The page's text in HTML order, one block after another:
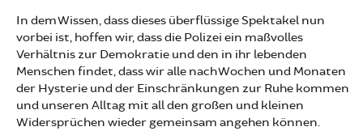
In dem Wissen, dass dieses überflüssige Spektakel nun
vorbei ist, hoffen wir, dass die Polizei ein maßvolles
Verhältnis zur Demokratie und den in ihr lebenden
Menschen findet, dass wir alle nach Wochen und Monaten
der Hysterie und der Einschränkungen zur Ruhe kommen
und unseren Alltag mit all den großen und kleinen
Widersprüchen wieder gemeinsam angehen können.